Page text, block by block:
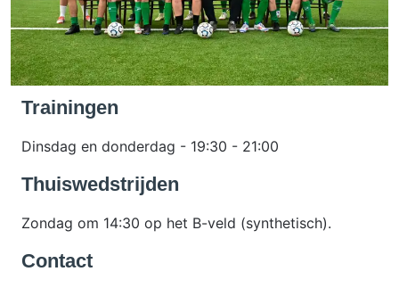
Trainingen
Dinsdag en donderdag - 19:30 - 21:00
Thuiswedstrijden
Zondag om 14:30 op het B-veld (synthetisch).
Contact